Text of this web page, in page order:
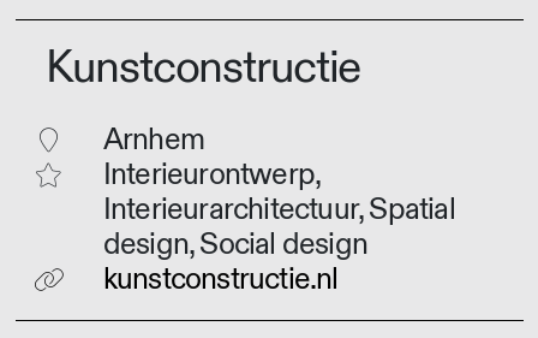
Kunstconstructie
Arnhem
Interieurontwerp,
Interieurarchitectuur, Spatial
design, Social design
kunstconstructie.nl